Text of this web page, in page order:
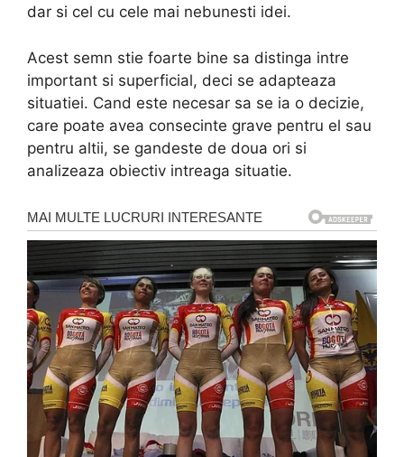
dar si cel cu cele mai nebunesti idei.
Acest semn stie foarte bine sa distinga intre
important si superficial, deci se adapteaza
situatiei. Cand este necesar sa se ia o decizie,
care poate avea consecinte grave pentru el sau
pentru altii, se gandeste de doua ori si
analizeaza obiectiv intreaga situatie.